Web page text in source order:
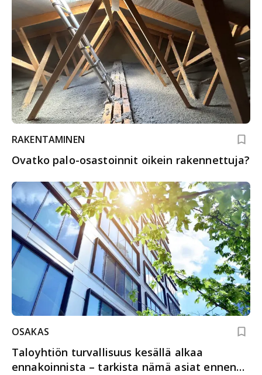
RAKENTAMINEN
Ovatko palo-osastoinnit oikein rakennettuja?
OSAKAS
Taloyhtiön turvallisuus kesällä alkaa
ennakoinnista – tarkista nämä asiat ennen